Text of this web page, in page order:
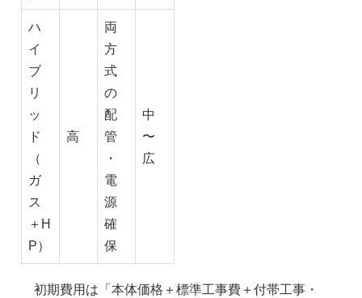
ハ
イ
ブ
リ
ッ
ド
（
ガ
ス
＋H
P）
高
両
方
式
の
配
管
・
電
源
確
保
中
〜
広
初期費用は「本体価格＋標準工事費＋付帯工事・